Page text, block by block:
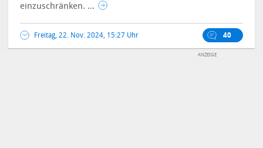
einzuschränken. ...
Freitag, 22. Nov. 2024, 15:27 Uhr 40